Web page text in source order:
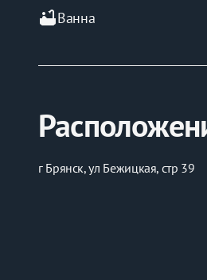
bathtubВанна
г Брянск, ул Бежицкая, стр 39